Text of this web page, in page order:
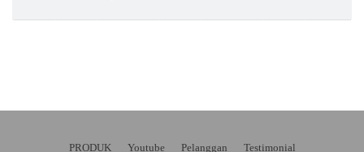
PRODUK Youtube Pelanggan Testimonial